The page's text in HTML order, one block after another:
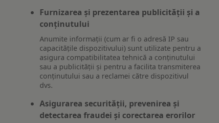
Furnizarea și prezentarea publicității și a
conținutului
Anumite informații (cum ar fi o adresă IP sau
capacitățile dispozitivului) sunt utilizate pentru a
asigura compatibilitatea tehnică a conținutului
sau a publicității și pentru a facilita transmiterea
conținutului sau a reclamei către dispozitivul
dvs.
Asigurarea securității, prevenirea și
detectarea fraudei și corectarea erorilor